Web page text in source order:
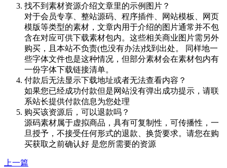
找不到素材资源介绍文章里的示例图片？
对于会员专享、整站源码、程序插件、网站模板、网页
模版等类型的素材，文章内用于介绍的图片通常并不包
含在对应可供下载素材包内。这些相关商业图片需另外
购买，且本站不负责(也没有办法)找到出处。 同样地一
些字体文件也是这种情况，但部分素材会在素材包内有
一份字体下载链接清单。
付款后无法显示下载地址或者无法查看内容？
如果您已经成功付款但是网站没有弹出成功提示，请联
系站长提供付款信息为您处理
购买该资源后，可以退款吗？
源码素材属于虚拟商品，具有可复制性，可传播性，一
旦授予，不接受任何形式的退款、换货要求。请您在购
买获取之前确认好 是您所需要的资源
上一篇